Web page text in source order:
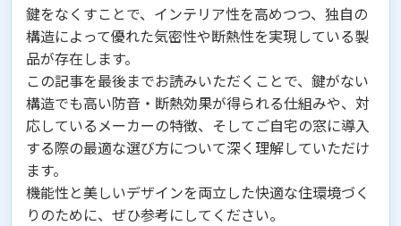
鍵をなくすことで、インテリア性を高めつつ、独自の
構造によって優れた気密性や断熱性を実現している製
品が存在します。
この記事を最後までお読みいただくことで、鍵がない
構造でも高い防音・断熱効果が得られる仕組みや、対
応しているメーカーの特徴、そしてご自宅の窓に導入
する際の最適な選び方について深く理解していただけ
ます。
機能性と美しいデザインを両立した快適な住環境づく
りのために、ぜひ参考にしてください。